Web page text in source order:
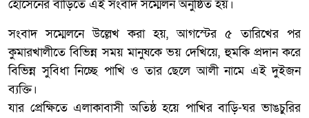
হোসেনের বাড়িতে এই সংবাদ সম্মেলন অনুষ্ঠিত হয়।
সংবাদ সম্মেলনে উল্লেখ করা হয়, আগস্টের ৫ তারিখের পর
কুমারখালীতে বিভিন্ন সময় মানুষকে ভয় দেখিয়ে, হুমকি প্রদান করে
বিভিন্ন সুবিধা নিচ্ছে পাখি ও তার ছেলে আলী নামে এই দুইজন
ব্যক্তি।
যার প্রেক্ষিতে এলাকাবাসী অতিষ্ঠ হয়ে পাখির বাড়ি-ঘর ভাঙচুরির